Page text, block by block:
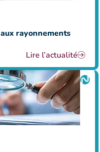
rayonnements
Lire l’actualité